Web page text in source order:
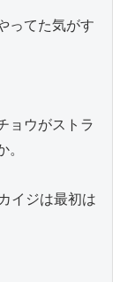
ってた気がす
ョウがストラ
イジは最初は